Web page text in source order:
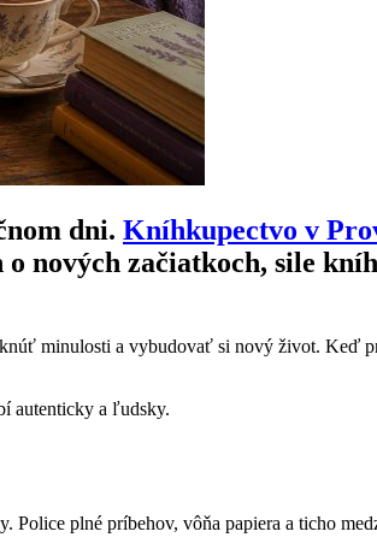
dni. Kníhkupectvo v
nových začiatkoch, sile
minulosti a vybudovať si nový život. Keď
autenticky a ľudsky.
Police plné príbehov, vôňa papiera a ticho